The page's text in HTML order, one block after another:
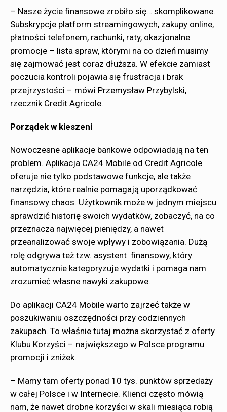
– Nasze życie finansowe zrobiło się… skomplikowane.
Subskrypcje platform streamingowych, zakupy online,
płatności telefonem, rachunki, raty, okazjonalne
promocje – lista spraw, którymi na co dzień musimy
się zajmować jest coraz dłuższa. W efekcie zamiast
poczucia kontroli pojawia się frustracja i brak
przejrzystości – mówi Przemysław Przybylski,
rzecznik Credit Agricole.
Porządek w kieszeni
Nowoczesne aplikacje bankowe odpowiadają na ten
problem. Aplikacja CA24 Mobile od Credit Agricole
oferuje nie tylko podstawowe funkcje, ale także
narzędzia, które realnie pomagają uporządkować
finansowy chaos. Użytkownik może w jednym miejscu
sprawdzić historię swoich wydatków, zobaczyć, na co
przeznacza najwięcej pieniędzy, a nawet
przeanalizować swoje wpływy i zobowiązania. Dużą
rolę odgrywa też tzw. asystent finansowy, który
automatycznie kategoryzuje wydatki i pomaga nam
zrozumieć własne nawyki zakupowe.
Do aplikacji CA24 Mobile warto zajrzeć także w
poszukiwaniu oszczędności przy codziennych
zakupach. To właśnie tutaj można skorzystać z oferty
Klubu Korzyści – największego w Polsce programu
promocji i zniżek.
– Mamy tam oferty ponad 10 tys. punktów sprzedaży
w całej Polsce i w Internecie. Klienci często mówią
nam, że nawet drobne korzyści w skali miesiąca robią